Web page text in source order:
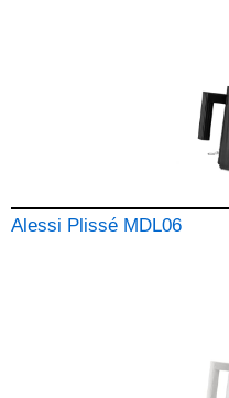
Alessi Plissé MDL06